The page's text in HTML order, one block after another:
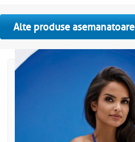
Alte produse asemanatoare